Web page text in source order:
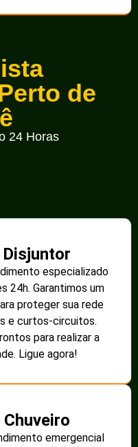
de
24 Horas
especializado
24h. Garantimos um
proteger sua rede
e curtos-circuitos.
para realizar a
Ligue agora!
emergencial